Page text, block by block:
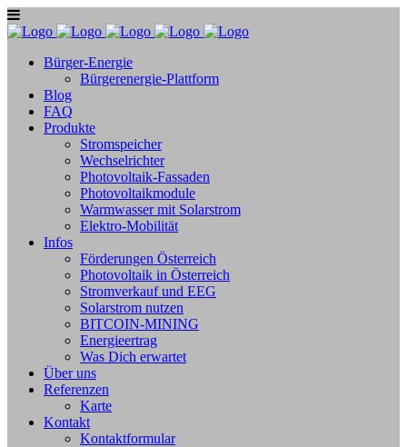
Bürger-Energie
Bürgerenergie-Plattform
Blog
FAQ
Produkte
Stromspeicher
Wechselrichter
Photovoltaik-Fassaden
Photovoltaikmodule
Warmwasser mit Solarstrom
Elektro-Mobilität
Infos
Förderungen Österreich
Photovoltaik in Österreich
Stromverkauf und EEG
Solarstrom nutzen
BITCOIN-MINING
Energieertrag
Was Dich erwartet
Über uns
Referenzen
Karte
Kontakt
Kontaktformular